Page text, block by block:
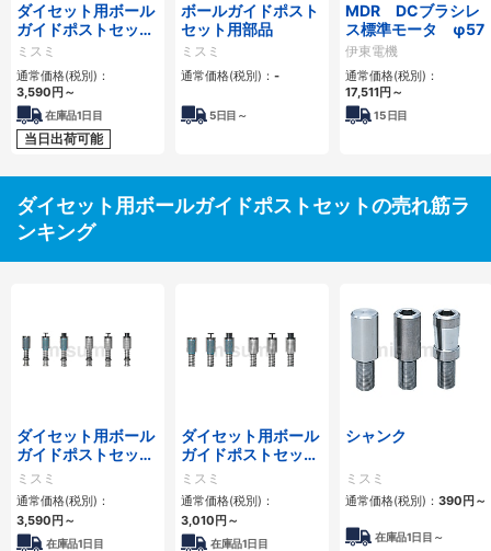
ダイセット用ボール
ガイドポストセット
-着脱ポスト-
ミスミ
通常価格(税別)：
3,590 円 ～
在庫品1日目
当日出荷可能
ボールガイドポスト
セット用部品
ミスミ
通常価格(税別)： -
5日目～
MDR DCブラシレ
ス標準モータ φ57
伊東電機
通常価格(税別)：
17,511円 ～
15日目
ダイセット用ボールガイドポストセットの売れ筋ラ
ンキング
ダイセット用ボール
ガイドポストセット
-着脱ポスト-
ミスミ
通常価格(税別)：
3,590 円 ～
在庫品1日目
ダイセット用ボール
ガイドポストセット
-圧入ポスト-
ミスミ
通常価格(税別)：
3,010 円 ～
在庫品1日目
シャンク
ミスミ
通常価格(税別)： 390 円 ～
在庫品1日目～